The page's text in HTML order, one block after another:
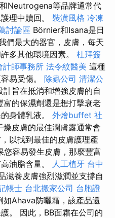
Neutrogena等品牌通常代
理中贖回。 裝潢風格 冷凍
討論區 Börnier和Isana是日
們最大的器官，皮膚，每天
多其他環境因素。 杜拜簽
計師事務所 法令紋醫美 這種
易受傷。 除蟲公司 清潔公
旨在抵消和增強皮膚的自
的保濕劑還是想打擊衰老
身體乳液。 外燴buffet 社
燥皮膚的最佳潤膚露通常會
以找到最佳的皮膚護理產
您容易發生皮膚，那麼豐富
油脂含量。 人工植牙 台中
滋養皮膚強烈滋潤並支撐自
帳士 台北搬家公司 台胞證
Ahava防曬霜，該產品還
。 因此，BB面霜在公司的